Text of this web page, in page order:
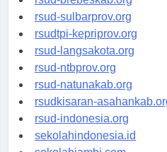
rsud-brebeskab.org
rsud-sulbarprov.org
rsudtpi-kepriprov.org
rsud-langsakota.org
rsud-ntbprov.org
rsud-natunakab.org
rsudkisaran-asahankab.org
rsud-indonesia.org
sekolahindonesia.id